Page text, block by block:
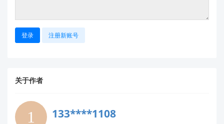
传感器地应采用星型接地，避免形成地环路
补充建议
的EMI
登录 注册新账号
关于作者
133****1108